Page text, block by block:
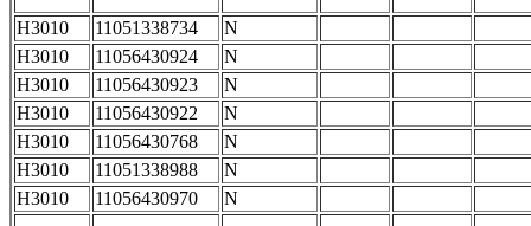
H3010
11051338734
N
H3010
11056430924
N
H3010
11056430923
N
H3010
11056430922
N
H3010
11056430768
N
H3010
11051338988
N
H3010
11056430970
N